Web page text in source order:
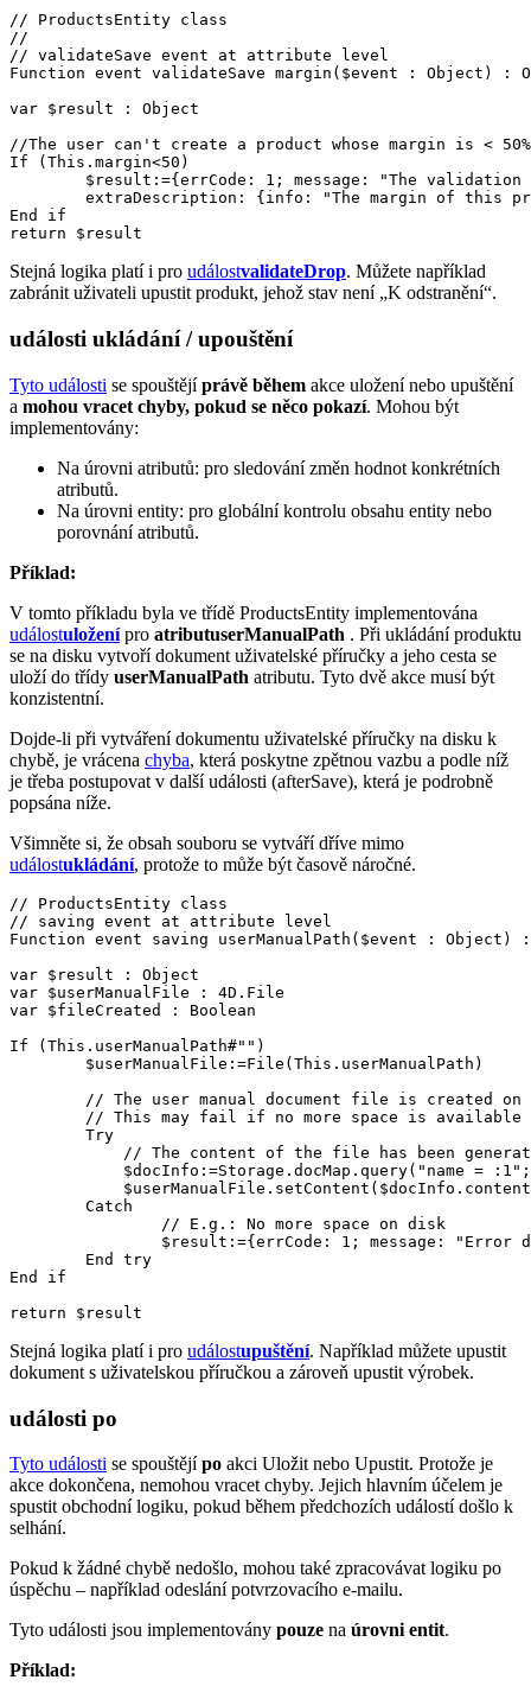
// ProductsEntity class
//
// validateSave event at attribute level
Function event validateSave margin($event : Object) :
var $result : Object
//The user can't create a product whose margin is < 50%
If (This.margin<50)
End if
Stejná logika platí i pro událostvalidateDrop. Můžete například
zabránit uživateli upustit produkt, jehož stav není „K odstranění“.
události ukládání / upouštění
Tyto události se spouštějíprávě během akce uložení nebo upuštění
a mohou vracet chyby, pokud se něco pokazí. Mohou být
implementovány:
Na úrovni atributů: pro sledování změn hodnot konkrétních
atributů.
Na úrovni entity: pro globální kontrolu obsahu entity nebo
porovnání atributů.
Příklad:
V tomto příkladu byla ve třídě ProductsEntity implementována
událostuloženípro atributuserManualPath . Při ukládání produktu
se na disku vytvoří dokument uživatelské příručky a jeho cesta se
uloží do třídy userManualPath atributu. Tyto dvě akce musí být
konzistentní.
Dojde-li při vytváření dokumentu uživatelské příručky na disku k
chybě, je vrácena chyba, která poskytne zpětnou vazbu a podle níž
je třeba postupovat v další události (afterSave), která je podrobně
popsána níže.
Všimněte si, že obsah souboru se vytváří dříve mimo
událostukládání, protože to může být časově náročné.
// ProductsEntity class
// saving event at attribute level
Function event saving userManualPath($event : Object)
var $result : Object
var $userManualFile : 4D.File
var $fileCreated : Boolean
If (This.userManualPath#"")
// The content of the file has been
End if
return $result
Stejná logika platí i pro událostupuštění. Například můžete upustit
dokument s uživatelskou příručkou a zároveň upustit výrobek.
události po
Tyto události se spouštějípo akci Uložit nebo Upustit. Protože je
akce dokončena, nemohou vracet chyby. Jejich hlavním účelem je
spustit obchodní logiku, pokud během předchozích událostí došlo k
selhání.
Pokud k žádné chybě nedošlo, mohou také zpracovávat logiku po
úspěchu – například odeslání potvrzovacího e-mailu.
Tyto události jsou implementovány pouze na úrovni entit.
Příklad: